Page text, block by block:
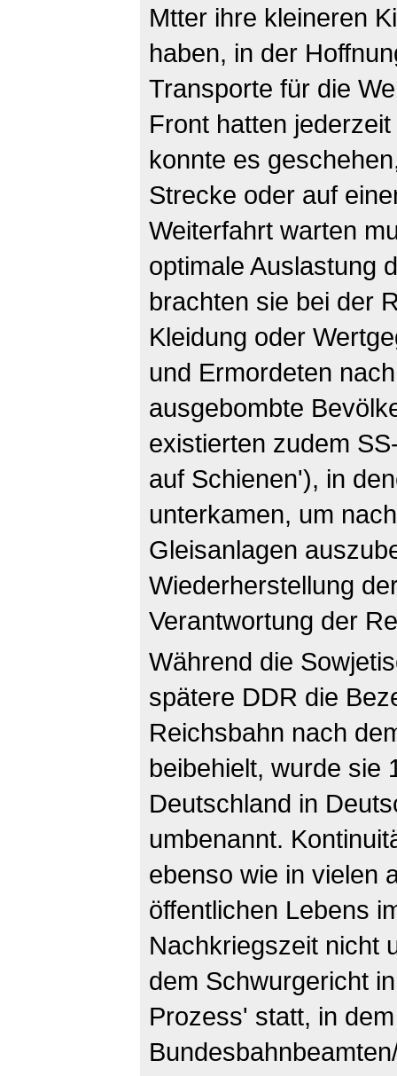
Mtter ihre kleineren
haben, in der
Transporte für die
Front hatten
konnte es
Strecke oder auf
Weiterfahrt warten
optimale Auslastung
brachten sie bei der
Kleidung oder
und Ermordeten
ausgebombte
existierten zudem
auf Schienen'), in
unterkamen, um
Gleisanlagen
Wiederherstellung
Verantwortung der
Während die
spätere DDR die
Reichsbahn nach
beibehielt, wurde sie
Deutschland in
umbenannt.
ebenso wie in vielen
öffentlichen Lebens
Nachkriegszeit nicht
dem Schwurgericht
Prozess' statt, in